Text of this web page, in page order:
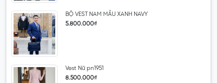
BỘ VEST NAM MẦU XANH NAVY
5.800.000₫
Vest Nữ pn1951
8.500.000₫